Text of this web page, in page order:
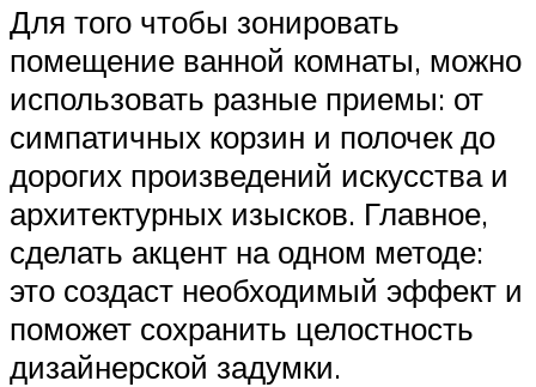
Для того чтобы зонировать
помещение ванной комнаты, можно
использовать разные приемы: от
симпатичных корзин и полочек до
дорогих произведений искусства и
архитектурных изысков. Главное,
сделать акцент на одном методе:
это создаст необходимый эффект и
поможет сохранить целостность
дизайнерской задумки.